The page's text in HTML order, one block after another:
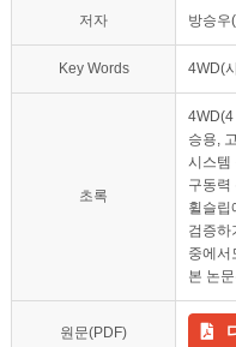
저자 방승우
Key Words 4WD(
초록
4WD(4
승용,
시스템
구동력
휠슬립
검증하
중에서
본 논
원문(PDF)